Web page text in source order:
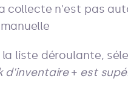
collecte n'est pas
la liste déroulante,
d'inventaire+ est